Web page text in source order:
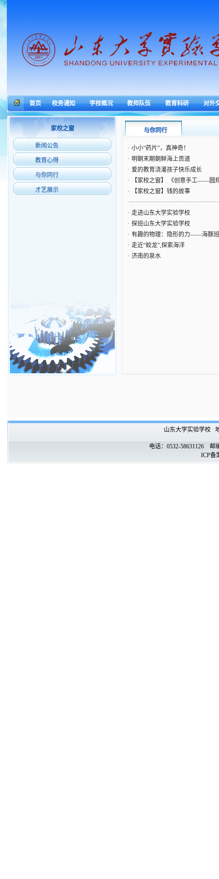
首页 校务通知 学校概况 教师队伍 教育科研 对外
家校之窗
新闻公告
教育心得
与你同行
才艺展示
与你同行
· 小小“药片”，真神奇！
· 明朝末期朝鲜海上贡道
· 爱的教育浇灌孩子快乐成长
·
【家校之窗】 《创意手工——圆
·
【家校之窗】钱的故事
· 走进山东大学实验学校
· 探班山东大学实验学校
· 有趣的物理：隐形的力——海豚
· 走近“蛟龙”,探索海洋
· 济南的泉水
山东大学实验学校
电话：0532-58631126
ICP备